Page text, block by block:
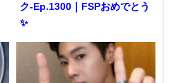
ク-Ep.1300｜FSPおめでとう
✨️